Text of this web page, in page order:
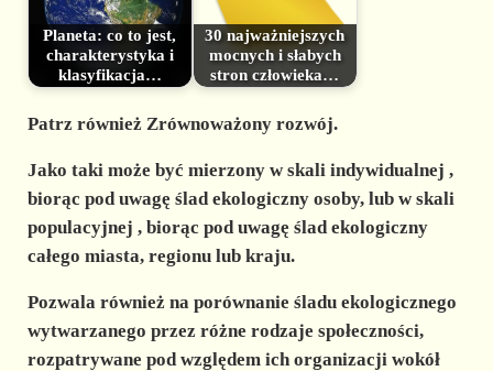
Planeta: co to jest,
charakterystyka i
klasyfikacja…
30 najważniejszych
mocnych i słabych
stron człowieka…
Patrz również Zrównoważony rozwój.
Jako taki może być mierzony w skali indywidualnej ,
biorąc pod uwagę ślad ekologiczny osoby, lub w skali
populacyjnej , biorąc pod uwagę ślad ekologiczny
całego miasta, regionu lub kraju.
Pozwala również na porównanie śladu ekologicznego
wytwarzanego przez różne rodzaje społeczności,
rozpatrywane pod względem ich organizacji wokół